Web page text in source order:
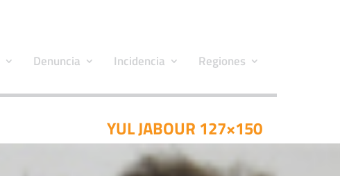
Denuncia Incidencia Regiones
YUL JABOUR 127×150